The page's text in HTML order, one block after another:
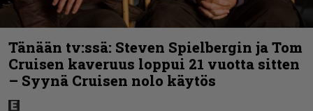
Tänään tv:ssä: Steven Spielbergin ja Tom
Cruisen kaveruus loppui 21 vuotta sitten
– Syynä Cruisen nolo käytös